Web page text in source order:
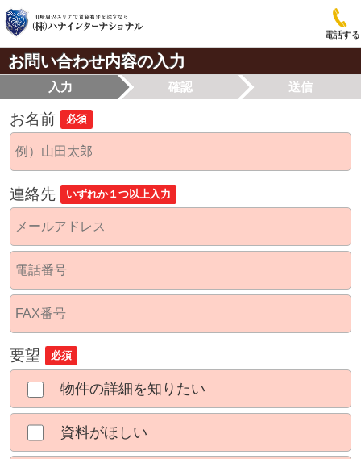
電話する
お問い合わせ内容の入力
入力 確認 送信
お名前 必須
連絡先 いずれか１つ以上入力
要望 必須
物件の詳細を知りたい
資料がほしい